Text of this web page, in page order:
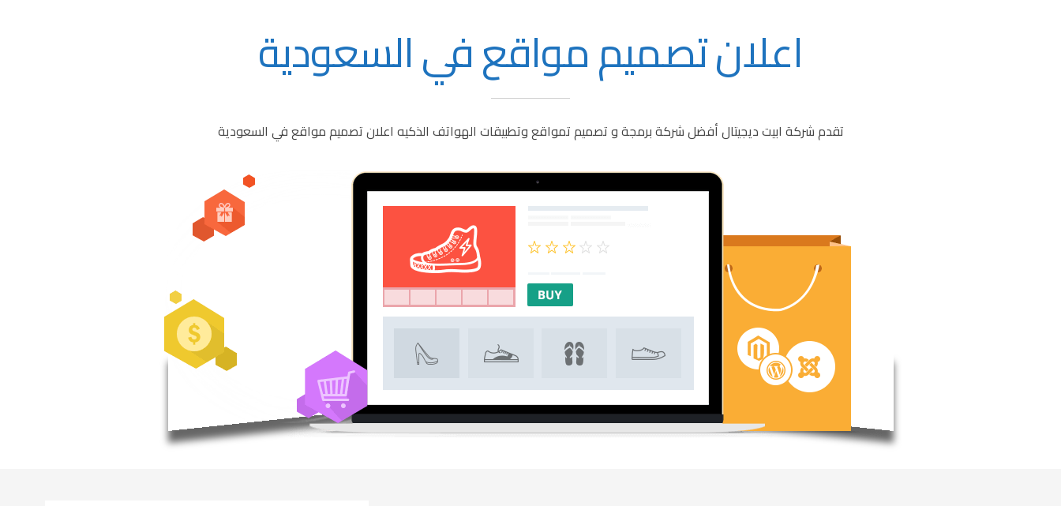
اعلان تصميم مواقع في السعودية
تقدم شركة ابيت ديجيتال أفضل شركة برمجة و تصميم تمواقع وتطبيقات الهواتف الذكيه اعلان تصميم مواقع في السعودية